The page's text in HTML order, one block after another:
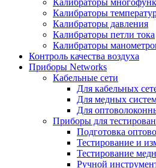
Калибраторы
Калибраторы
Калибраторы давления
Калибраторы петли тока
Калибраторы
Контроль качества воздуха
Приборы Networks
Кабельные сети
Для кабельных
Для медных
Для
Приборы для
Подготовка
Тестирование и
Тестирование
Ручной